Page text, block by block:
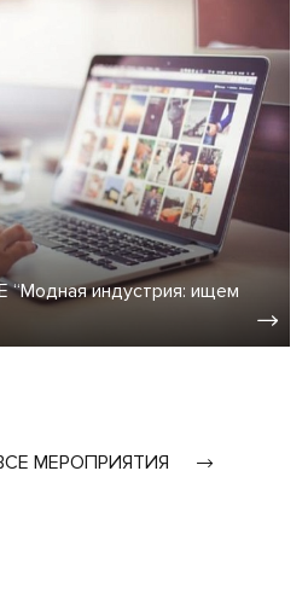
“Модная индустрия: ищем
МЕРОПРИЯТИЯ